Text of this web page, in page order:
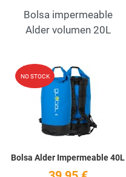
Bolsa impermeable
Alder volumen 20L
NO STOCK
Bolsa Alder Impermeable 40L